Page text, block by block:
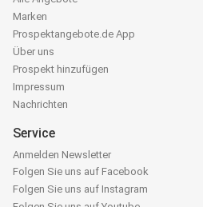
Marken
Prospektangebote.de App
Über uns
Prospekt hinzufügen
Impressum
Nachrichten
Service
Anmelden Newsletter
Folgen Sie uns auf Facebook
Folgen Sie uns auf Instagram